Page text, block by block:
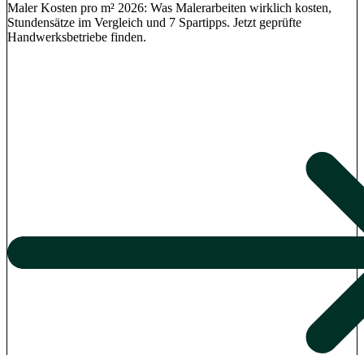
Maler Kosten pro m² 2026: Was Malerarbeiten wirklich kosten,
Stundensätze im Vergleich und 7 Spartipps. Jetzt geprüfte
Handwerksbetriebe finden.